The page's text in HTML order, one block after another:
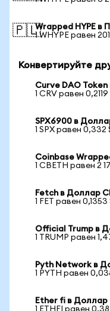
🇵🇱Wrapped HYPE в
1 WHYPE равен
Конвертируйте
Curve DAO
1 CRV равен 0,2119
SPX6900 в
1 SPX равен 0,332
Coinbase
1 CBETH равен 2
Fetch в Доллар
1 FET равен 0,1353
Official Trump в
1 TRUMP равен
Pyth Network в
1 PYTH равен
Ether fi в
1 ETHFI равен